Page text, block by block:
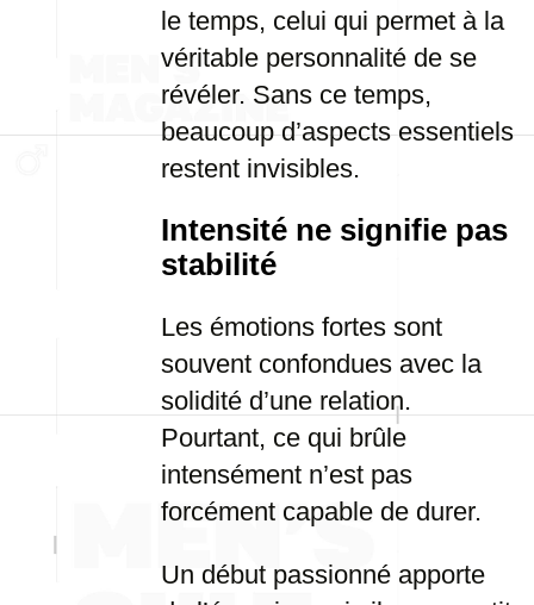
le temps, celui qui permet à la
véritable personnalité de se
révéler. Sans ce temps,
beaucoup d’aspects essentiels
restent invisibles.
Intensité ne signifie pas
stabilité
Les émotions fortes sont
souvent confondues avec la
solidité d’une relation.
Pourtant, ce qui brûle
intensément n’est pas
forcément capable de durer.
Un début passionné apporte